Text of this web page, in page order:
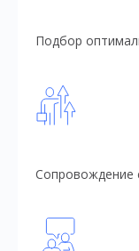
Подбор
Сопровождение